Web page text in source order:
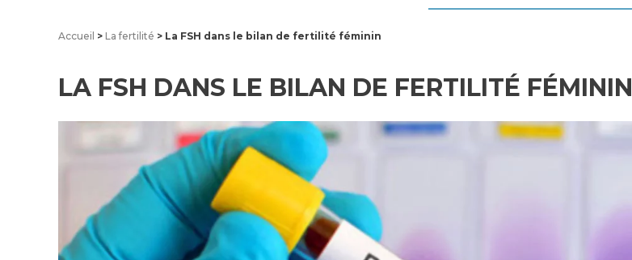
Accueil > La fertilité > La FSH dans le bilan de fertilité féminin
LA FSH DANS LE BILAN DE FERTILITÉ FÉMININ